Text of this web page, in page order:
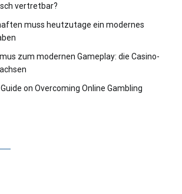
vertretbar?
muss heutzutage ein modernes
zum modernen Gameplay: die Casino-
on Overcoming Online Gambling